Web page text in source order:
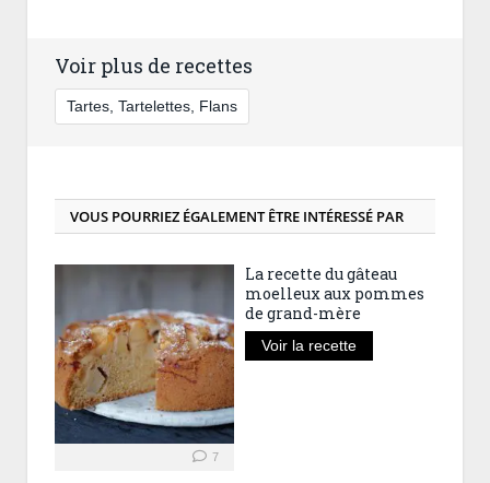
Voir plus de recettes
Tartes, Tartelettes, Flans
VOUS POURRIEZ ÉGALEMENT ÊTRE INTÉRESSÉ PAR
7
La recette du gâteau
moelleux aux pommes
de grand-mère
Voir la recette